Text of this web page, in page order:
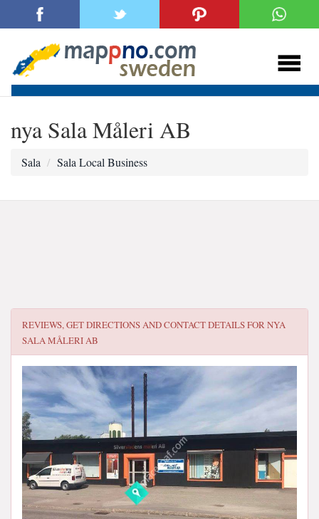
nya Sala Måleri AB
Sala Sala Local Business
REVIEWS, GET DIRECTIONS AND CONTACT DETAILS FORNYA
SALA MÅLERI AB